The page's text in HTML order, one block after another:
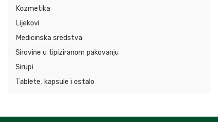
Kozmetika
Lijekovi
Medicinska sredstva
Sirovine u tipiziranom pakovanju
Sirupi
Tablete, kapsule i ostalo